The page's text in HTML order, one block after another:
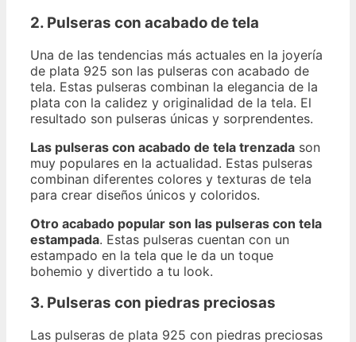
2. Pulseras con acabado de tela
Una de las tendencias más actuales en la joyería
de plata 925 son las pulseras con acabado de
tela. Estas pulseras combinan la elegancia de la
plata con la calidez y originalidad de la tela. El
resultado son pulseras únicas y sorprendentes.
Las pulseras con acabado de tela trenzada son
muy populares en la actualidad. Estas pulseras
combinan diferentes colores y texturas de tela
para crear diseños únicos y coloridos.
Otro acabado popular son las pulseras con tela
estampada. Estas pulseras cuentan con un
estampado en la tela que le da un toque
bohemio y divertido a tu look.
3. Pulseras con piedras preciosas
Las pulseras de plata 925 con piedras preciosas